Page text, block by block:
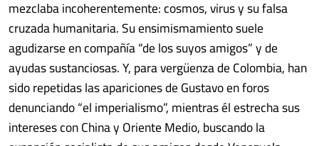
mezclaba incoherentemente: cosmos, virus y su falsa
cruzada humanitaria. Su ensimismamiento suele
agudizarse en compañía “de los suyos amigos” y de
ayudas sustanciosas. Y, para vergüenza de Colombia, han
sido repetidas las apariciones de Gustavo en foros
denunciando “el imperialismo”, mientras él estrecha sus
intereses con China y Oriente Medio, buscando la